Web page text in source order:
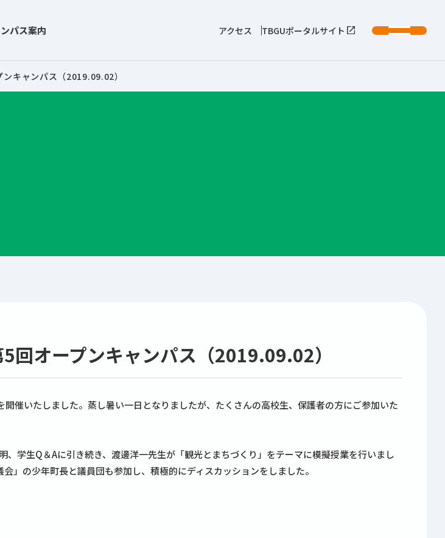
パス案内 アクセス TBGUポータルサイト
ンキャンパス（2019.09.02）
5回オープンキャンパス（2019.09.02）
催いたしました。蒸し暑い一日となりましたが、たくさんの高校生、保護者の方にご参加いた
学生Q＆Aに引き続き、渡邊洋一先生が「観光とまちづくり」をテーマに模擬授業を行いまし
」の少年町長と議員団も参加し、積極的にディスカッションをしました。